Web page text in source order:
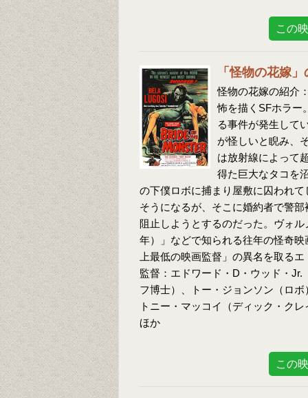
この
「怪物の花嫁
怪物の花嫁の紹介
怖を描くSFホラー
る事件が発生して
が怪しいと睨み、
は放射線によって
得た巨大なタコを
の下僕ロボに捕まり屋敷に囚われ
そうになるが、そこに婚約者で警
阻止しようとするのだった。ヴォ
年）」などで知られる往年の怪奇
上最低の映画監督」の異名を取る
監督：エドワード・D・ウッド・
フ博士）、トー・ジョンソン（ロ
トニー・マッコイ（ディック・ク
ほか
この